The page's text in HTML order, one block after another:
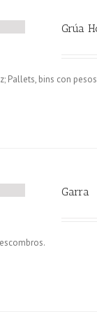
Grúa
Pallets, bins con
Garra